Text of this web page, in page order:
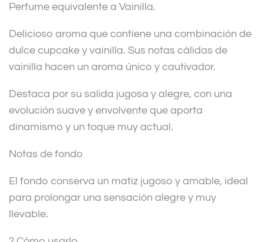
e
:
Perfume equivalente a Vainilla.
Delicioso aroma que contiene una combinación de
dulce cupcake y vainilla. Sus notas cálidas de
vainilla hacen un aroma único y cautivador.
Destaca por su salida jugosa y alegre, con una
evolución suave y envolvente que aporta
dinamismo y un toque muy actual.
Notas de fondo
El fondo conserva un matiz jugoso y amable, ideal
para prolongar una sensación alegre y muy
llevable.